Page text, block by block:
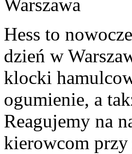
Hess to
dzień w
klocki
ogumienie, a
Reagujemy na
kierowcom przy